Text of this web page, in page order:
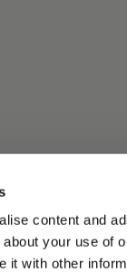
content and
your use of
it with other